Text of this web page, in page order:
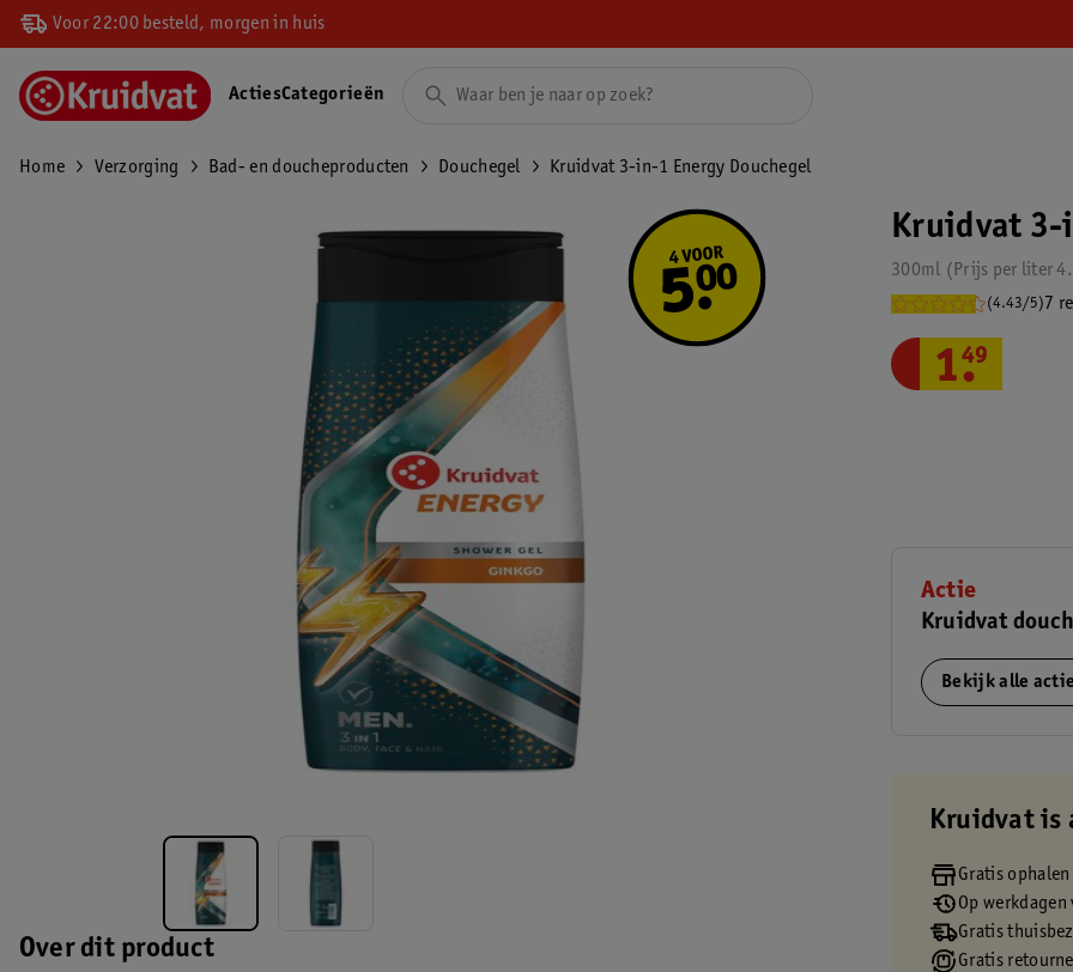
Voor 22:00 besteld, morgen in huis
ActiesCategorieën
Home Verzorging Bad- en doucheproducten Douchegel Kruidvat 3-in-1 Energy Douchegel
Over dit product
Kruidvat 3-
300ml Prijs per liter
(4.43/5) 7
1.
49
Actie
Kruidvat
Bekijk alle
Kruidvat is
Gratis
Op
Gratis
Gratis